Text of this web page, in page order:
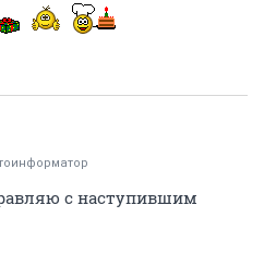
с наступившим